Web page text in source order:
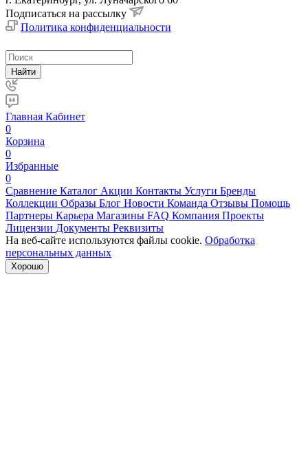
Подписаться на рассылку
Политика конфиденциальности
Найти
Главная Кабинет
0
Корзина
0
Избранные
0
Сравнение Каталог Акции Контакты Услуги Бренды
Коллекции Образы Блог Новости Команда Отзывы Помощь
Партнеры Карьера Магазины FAQ Компания Проекты
Лицензии Документы Реквизиты
На веб-сайте используются файлы cookie. Обработка
персональных данных
Хорошо